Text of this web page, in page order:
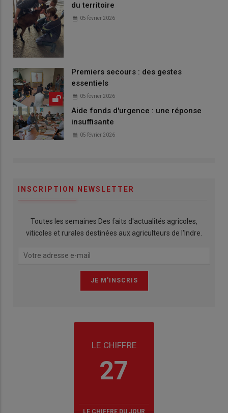
du territoire
05 février 2026
Premiers secours : des gestes
essentiels
05 février 2026
Aide fonds d'urgence : une réponse
insuffisante
05 février 2026
INSCRIPTION NEWSLETTER
Toutes les semaines Des faits d'actualités agricoles,
viticoles et rurales destinées aux agriculteurs de l'Indre.
LE CHIFFRE
27
LE CHIFFRE DU JOUR